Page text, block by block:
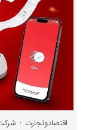
اقتصادوتجارت :